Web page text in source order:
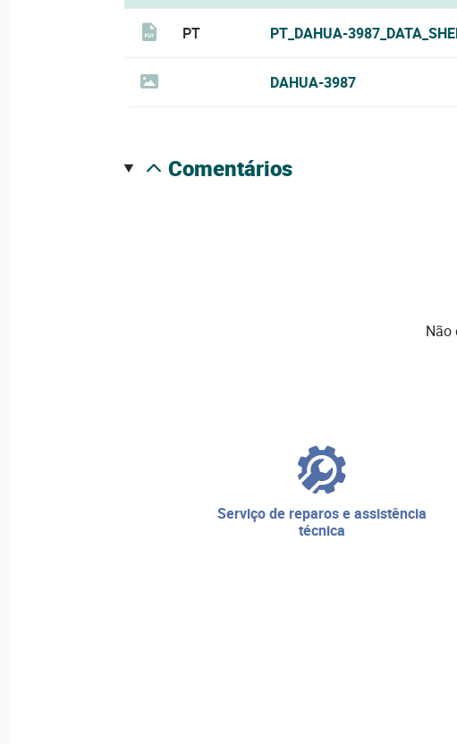
PT PT_DAHUA-
DAHUA-3987
comentários
Não
serviço de reparos e assistência
técnica